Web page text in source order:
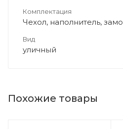
Комплектация
Чехол, наполнитель,
Вид
уличный
Похожие товары